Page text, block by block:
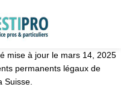
mise à jour le mars 14, 2025
permanents légaux de
Suisse.